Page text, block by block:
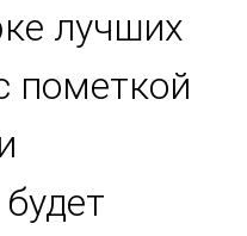
лучших
пометкой